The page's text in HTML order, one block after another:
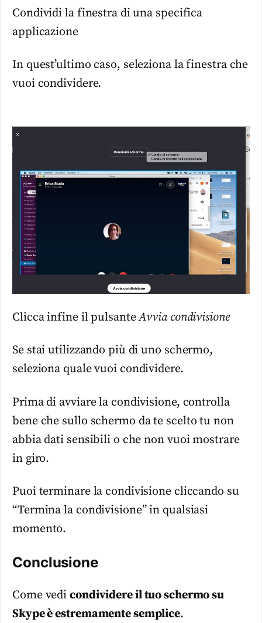
Condividi la finestra di una specifica
applicazione
In quest’ultimo caso, seleziona la finestra che
vuoi condividere.
Clicca infine il pulsanteAvvia condivisione
Se stai utilizzando più di uno schermo,
seleziona quale vuoi condividere.
Prima di avviare la condivisione, controlla
bene che sullo schermo da te scelto tu non
abbia dati sensibili o che non vuoi mostrare
in giro.
Puoi terminare la condivisione cliccando su
“Termina la condivisione” in qualsiasi
momento.
Conclusione
Come vedi condividere il tuo schermo su
Skype è estremamente semplice.